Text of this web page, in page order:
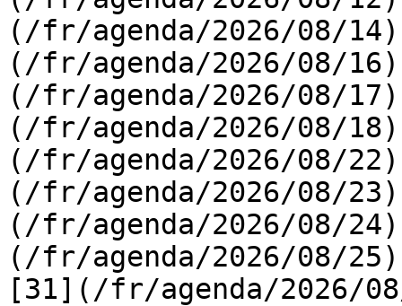
(/fr/agenda/2026/08/
(/fr/agenda/2026/08/
(/fr/agenda/2026/08/
(/fr/agenda/2026/08/
(/fr/agenda/2026/08/
(/fr/agenda/2026/08/
(/fr/agenda/2026/08/
(/fr/agenda/2026/08/
[31](/fr/agenda/